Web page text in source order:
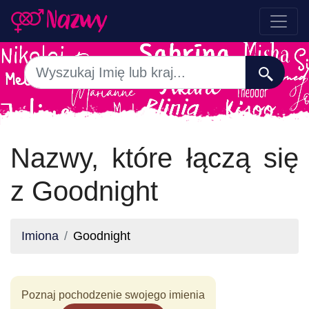
Nazwy, które łączą się
z Goodnight
Imiona Goodnight
Poznaj pochodzenie swojego imienia